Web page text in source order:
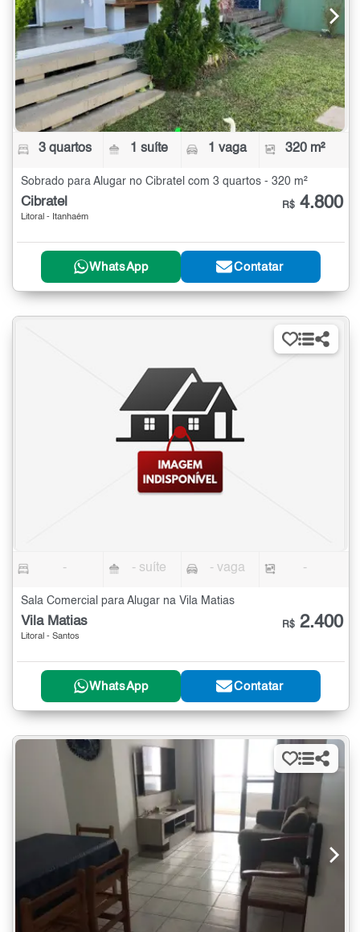
3 quartos 1 suíte 1 vaga 320 m²
Sobrado para Alugar no Cibratel com 3 quartos - 320 m²
Cibratel
Litoral - Itanhaém
R$ 4.800
WhatsApp Contatar
- - suíte - vaga -
Sala Comercial para Alugar na Vila Matias
Vila Matias
Litoral - Santos
R$ 2.400
WhatsApp Contatar